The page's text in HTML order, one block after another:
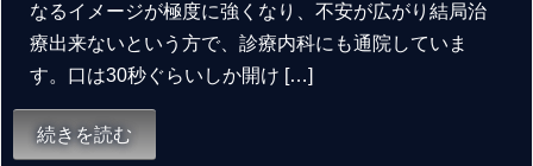
なるイメージが極度に強くなり、不安が広がり結局治
療出来ないという方で、診療内科にも通院していま
す。口は30秒ぐらいしか開け […]
続きを読む